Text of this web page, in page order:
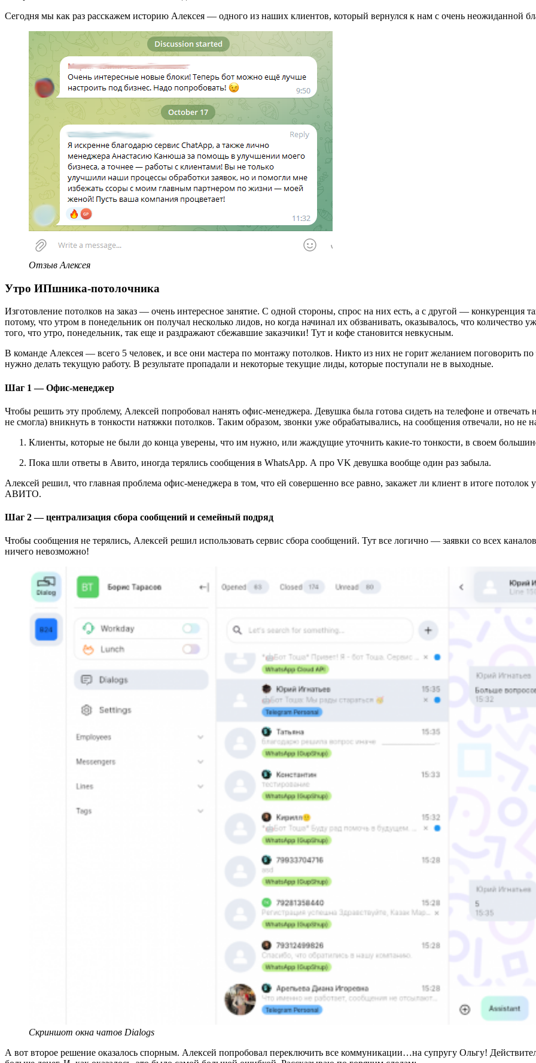
Сегодня мы как раз расскажем историю Алексея — одного из наших клиентов, который вернулся к нам с очень неожиданной
Отзыв Алексея
Утро ИПшника-потолочника
Изготовление потолков на заказ — очень интересное занятие. С одной стороны, спрос на них есть, а с другой — конкуренция
потому, что утром в понедельник он получал несколько лидов, но когда начинал их обзванивать, оказывалось, что
того, что утро, понедельник, так еще и раздражают сбежавшие заказчики! Тут и кофе становится невкусным.
В команде Алексея — всего 5 человек, и все они мастера по монтажу потолков. Никто из них не горит желанием поговорить
нужно делать текущую работу. В результате пропадали и некоторые текущие лиды, которые поступали не в выходные.
Шаг 1 — Офис-менеджер
Чтобы решить эту проблему, Алексей попробовал нанять офис-менеджера. Девушка была готова сидеть на телефоне и
не смогла) вникнуть в тонкости натяжки потолков. Таким образом, звонки уже обрабатывались, на сообщения отвечали, но не
Клиенты, которые не были до конца уверены, что им нужно, или жаждущие уточнить какие-то тонкости, в своем
Пока шли ответы в Авито, иногда терялись сообщения в WhatsApp. А про VK девушка вообще один раз забыла.
Алексей решил, что главная проблема офис-менеджера в том, что ей совершенно все равно, закажет ли клиент в итоге потолок
АВИТО.
Шаг 2 — централизация сбора сообщений и семейный подряд
Чтобы сообщения не терялись, Алексей решил использовать сервис сбора сообщений. Тут все логично — заявки со всех
ничего невозможно!
Скриншот окна чатов Dialogs
А вот второе решение оказалось спорным. Алексей попробовал переключить все коммуникации…на супругу Ольгу!